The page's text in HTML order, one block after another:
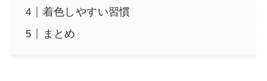
着色しやすい習慣
まとめ